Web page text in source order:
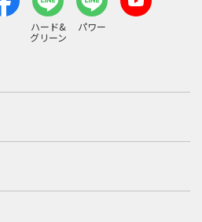
ハード&
グリーン
パワー